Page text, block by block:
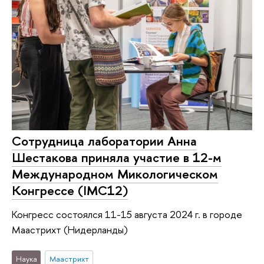
Сотрудница лаборатории Анна
Шестакова приняла участие в 12-м
Международном Микологическом
Конгрессе (IMC12)
Конгресс состоялся 11-15 августа 2024 г. в городе
Маастрихт (Нидерланды)
Наука Маастрихт